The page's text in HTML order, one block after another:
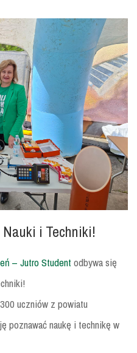
i Techniki!
– Jutro Student odbywa się
uczniów z powiatu
poznawać naukę i technikę w